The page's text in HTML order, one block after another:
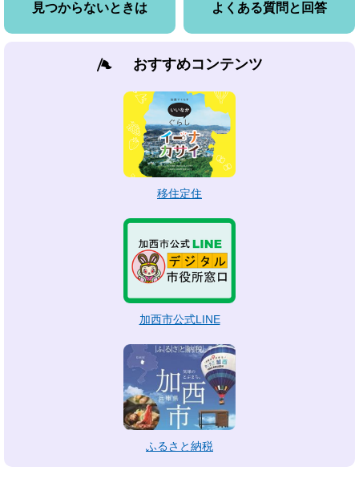
見つからないときは よくある質問と回答
おすすめコンテンツ
移住定住
加西市公式LINE
ふるさと納税